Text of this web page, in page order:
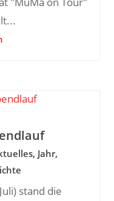
, Jahr,
stand die